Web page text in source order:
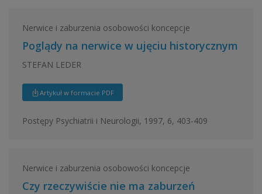
Nerwice i zaburzenia osobowości koncepcje
Poglądy na nerwice w ujęciu historycznym
STEFAN LEDER
Artykuł w formacie PDF
Postępy Psychiatrii i Neurologii, 1997, 6, 403-409
Nerwice i zaburzenia osobowości koncepcje
Czy rzeczywiście nie ma zaburzeń